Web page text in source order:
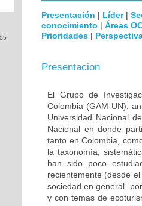
Presentación | Líder|
conocimiento | Áreas
Prioridades |
Presentacion
El Grupo de
Colombia (GAM-UN),
Universidad Nacional
Nacional en donde
tanto en Colombia,
la taxonomía,
han sido poco
recientemente (desde
sociedad en general,
y con temas de